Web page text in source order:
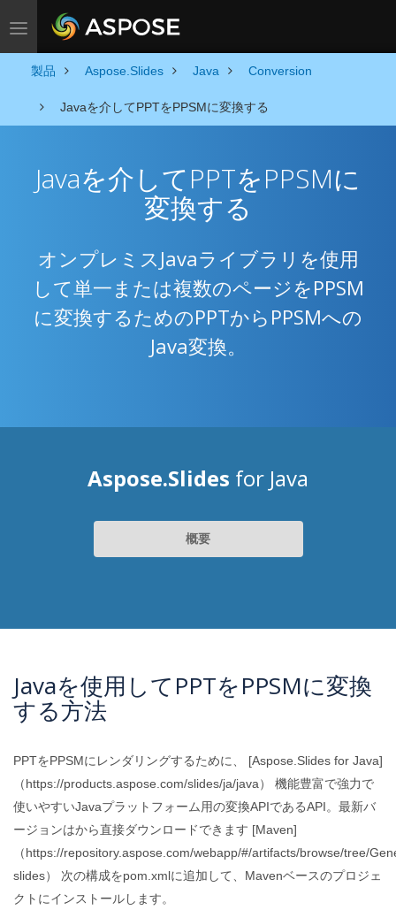
Toggle navigation
製品 Aspose.Slides Java Conversion
Javaを介してPPTをPPSMに変換する
Javaを介してPPTをPPSMに
変換する
オンプレミスJavaライブラリを使用
して単一または複数のページをPPSM
に変換するためのPPTからPPSMへの
Java変換。
Aspose.Slides for Java
概要
Javaを使用してPPTをPPSMに変換
する方法
PPTをPPSMにレンダリングするために、 [Aspose.Slides for Java]
（https://products.aspose.com/slides/ja/java） 機能豊富で強力で
使いやすいJavaプラットフォーム用の変換APIであるAPI。最新バ
ージョンはから直接ダウンロードできます [Maven]
（https://repository.aspose.com/webapp/#/artifacts/browse/tree/
slides） 次の構成をpom.xmlに追加して、Mavenベースのプロジェ
クトにインストールします。